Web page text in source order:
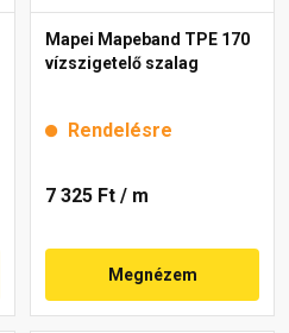
Mapei Mapeband TPE 170
vízszigetelő szalag
Rendelésre
7 325 Ft / m
Megnézem